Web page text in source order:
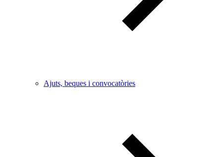
Ajuts, beques i convocatòries